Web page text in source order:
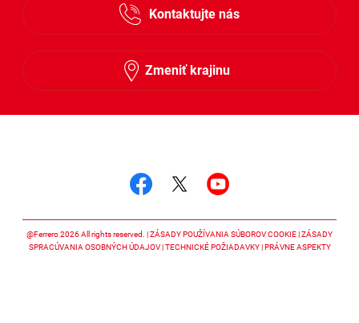
Kontaktujte nás
Zmeniť krajinu
@Ferrero 2026 All rights reserved. ZÁSADY POUŽÍVANIA SÚBOROV COOKIE ZÁSADY
SPRACÚVANIA OSOBNÝCH ÚDAJOV TECHNICKÉ POŽIADAVKY PRÁVNE ASPEKTY